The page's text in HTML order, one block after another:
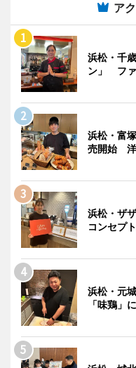
ア
浜松・千
ン」 ファ
浜松・富
売開始 洋
浜松・ザ
コンセプ
浜松・元
「味鶏」